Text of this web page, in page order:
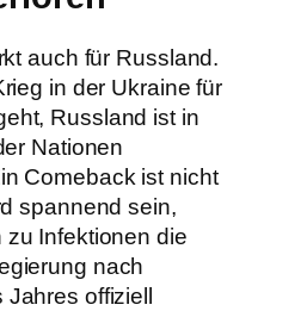
auch für Russland.
in der Ukraine für
Russland ist in
Nationen
Comeback ist nicht
spannend sein,
Infektionen die
nach
offiziell